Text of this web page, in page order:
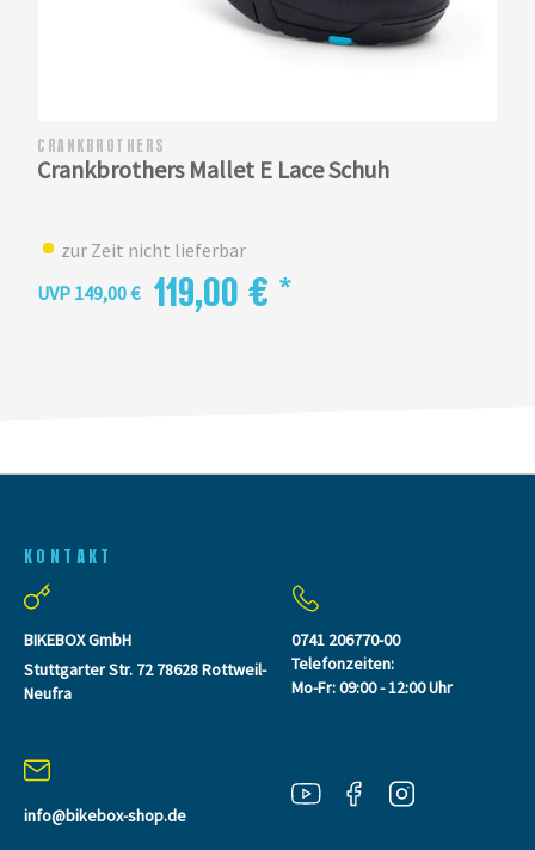
CRANKBROTHERS
Crankbrothers Mallet E Lace Schuh
zur Zeit nicht lieferbar
UVP 149,00 € 119,00 € *
KONTAKT
BIKEBOX GmbH
Stuttgarter Str. 72 78628 Rottweil-
Neufra
info@bikebox-shop.de
0741 206770-00
Telefonzeiten:
Mo-Fr: 09:00 - 12:00 Uhr